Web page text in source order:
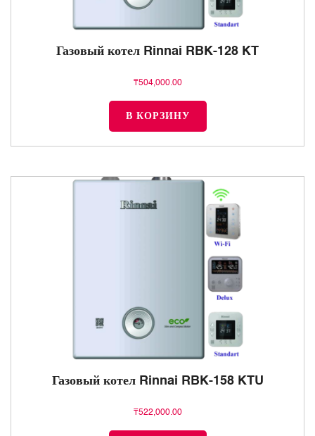
Газовый котел Rinnai RBK-128 KT
₸504,000.00
В КОРЗИНУ
Газовый котел Rinnai RBK-158 KTU
₸522,000.00